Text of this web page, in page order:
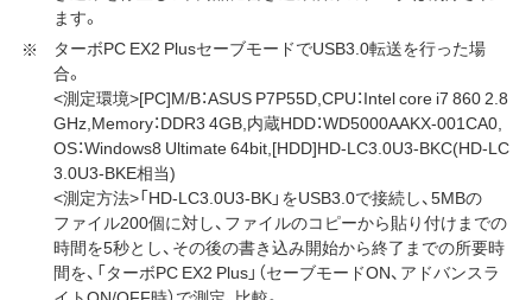
ます。
ターボPC EX2 PlusセーブモードでUSB3.0転送を行った場
合。
<測定環境>[PC]M/B：ASUS P7P55D,CPU：Intel core i7 860 2.8
GHz,Memory：DDR3 4GB,内蔵HDD：WD5000AAKX-001CA0,
OS：Windows8 Ultimate 64bit,[HDD]HD-LC3.0U3-BKC(HD-LC
3.0U3-BKE相当)
<測定方法>「HD-LC3.0U3-BK」をUSB3.0で接続し、5MBの
ファイル200個に対し、ファイルのコピーから貼り付けまでの
時間を5秒とし、その後の書き込み開始から終了までの所要時
間を、「ターボPC EX2 Plus」（セーブモードON、アドバンスラ